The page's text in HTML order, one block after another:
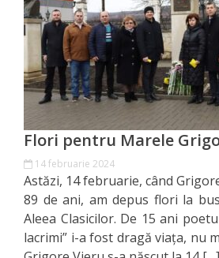
cu
Publicul,
Operator
CISC
Organigrama
Regulament
Consiliul
local
Flori pentru Marele
14 februarie 2024
Astăzi, 14 februarie, când
89 de ani, am depus flori la
Aleea Clasicilor. De 15 ani
lacrimi” i-a fost dragă viaţa, nu